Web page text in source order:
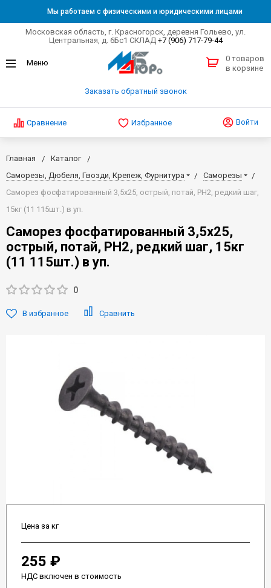
Мы работаем с физическими и юридическими лицами
Московская область, г. Красногорск, деревня Гольево, ул.
Центральная, д. 6Бс1 СКЛАД +7 (906) 717-79-44
Заказать обратный звонок
0 товаров
в корзине
Сравнение Избранное Войти
Главная
Каталог
Саморезы, Дюбеля, Гвозди, Крепеж, Фурнитура
Саморезы
Саморез фосфатированный 3,5х25, острый, потай, PH2, редкий шаг,
15кг (11 115шт.) в уп.
Саморез фосфатированный 3,5х25,
острый, потай, PH2, редкий шаг, 15кг
(11 115шт.) в уп.
0
В избранное Сравнить
Цена за кг
255 ₽
НДС включен в стоимость